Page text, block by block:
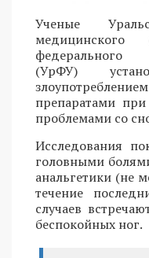
Ученые
(УрФУ)
препаратами
проблемами со
Исследования
головными
анальгетики (не
течение
случаев
беспокойных ног.